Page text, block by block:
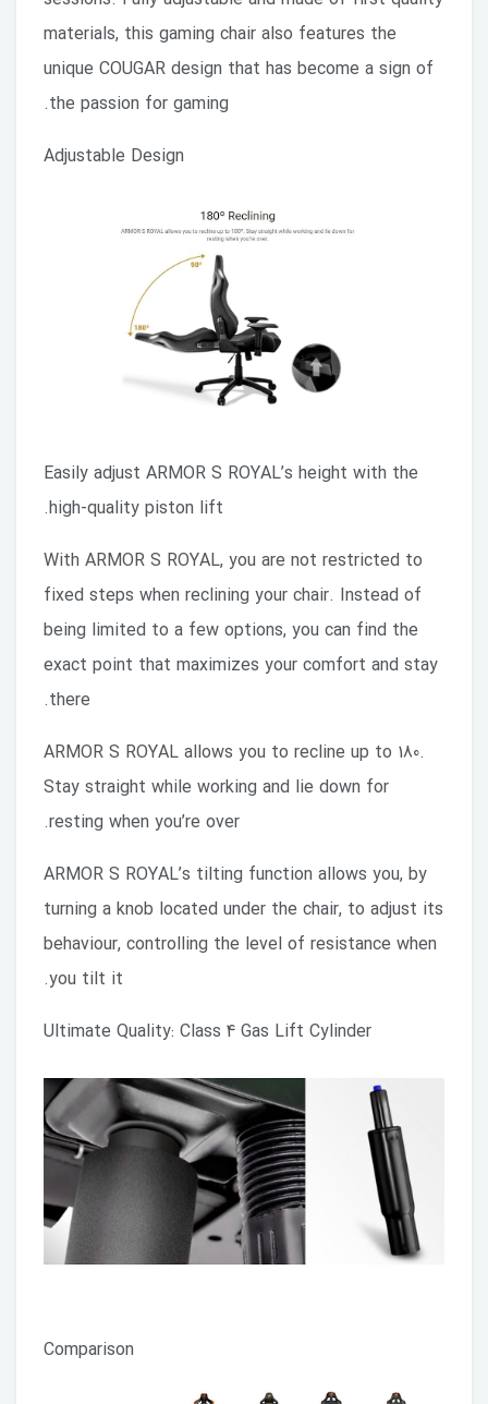
materials, this gaming chair also features the
unique COUGAR design that has become a sign of
the passion for gaming.
Adjustable Design
Easily adjust ARMOR S ROYAL’s height with the
high-quality piston lift.
With ARMOR S ROYAL, you are not restricted to
fixed steps when reclining your chair. Instead of
being limited to a few options, you can find the
exact point that maximizes your comfort and stay
there.
ARMOR S ROYAL allows you to recline up to 180.
Stay straight while working and lie down for
resting when you’re over.
ARMOR S ROYAL’s tilting function allows you, by
turning a knob located under the chair, to adjust its
behaviour, controlling the level of resistance when
you tilt it.
Ultimate Quality: Class 4 Gas Lift Cylinder
Comparison